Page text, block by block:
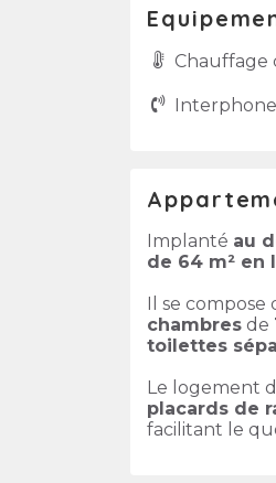
Chauffage
Interphone
Implanté au
de 64 m² en
Il se compose
chambres de
toilettes
Le logement
placards de
facilitant le